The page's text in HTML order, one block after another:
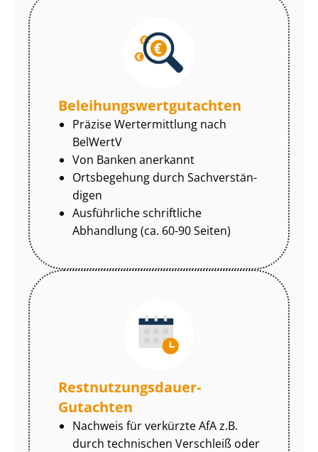
Be­lei­hungs­wert­gut­ach­ten
Präzise Wertermittlung nach
BelWertV
Von Banken anerkannt
Ortsbegehung durch Sach­ver­stän­
di­gen
Ausführliche schriftliche
Abhandlung (ca. 60-90 Seiten)
Rest­nut­zungs­dau­er-
Gutachten
Nachweis für verkürzte AfA z.B.
durch technischen Verschleiß oder